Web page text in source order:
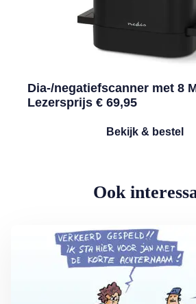
Dia-/negatiefscanner met 8
Lezersprijs € 69,95
Bekijk & bestel
Ook
Lees meer over Vliegticket boeken? Let